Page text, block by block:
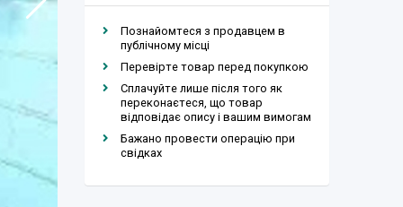
Познайомтеся з продавцем в
публічному місці
Перевірте товар перед покупкою
Сплачуйте лише після того як
переконаєтеся, що товар
відповідає опису і вашим вимогам
Бажано провести операцію при
свідках